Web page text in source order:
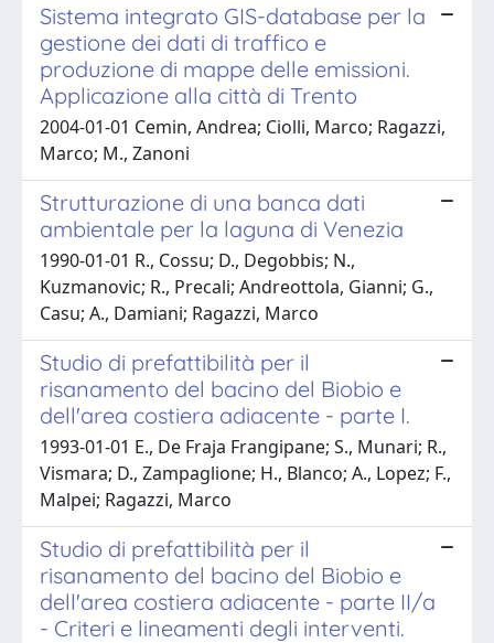
Sistema integrato GIS-database per la
gestione dei dati di traffico e
produzione di mappe delle emissioni.
Applicazione alla città di Trento
2004-01-01 Cemin, Andrea; Ciolli, Marco; Ragazzi,
Marco; M., Zanoni
Strutturazione di una banca dati
ambientale per la laguna di Venezia
1990-01-01 R., Cossu; D., Degobbis; N.,
Kuzmanovic; R., Precali; Andreottola, Gianni; G.,
Casu; A., Damiani; Ragazzi, Marco
Studio di prefattibilità per il
risanamento del bacino del Biobio e
dell'area costiera adiacente - parte I.
1993-01-01 E., De Fraja Frangipane; S., Munari; R.,
Vismara; D., Zampaglione; H., Blanco; A., Lopez; F.,
Malpei; Ragazzi, Marco
Studio di prefattibilità per il
risanamento del bacino del Biobio e
dell'area costiera adiacente - parte II/a
- Criteri e lineamenti degli interventi.